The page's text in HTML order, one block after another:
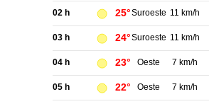
02 h 25°Suroeste 11 km/h
03 h 24°Suroeste 11 km/h
04 h 23° Oeste 7 km/h
05 h 22° Oeste 7 km/h